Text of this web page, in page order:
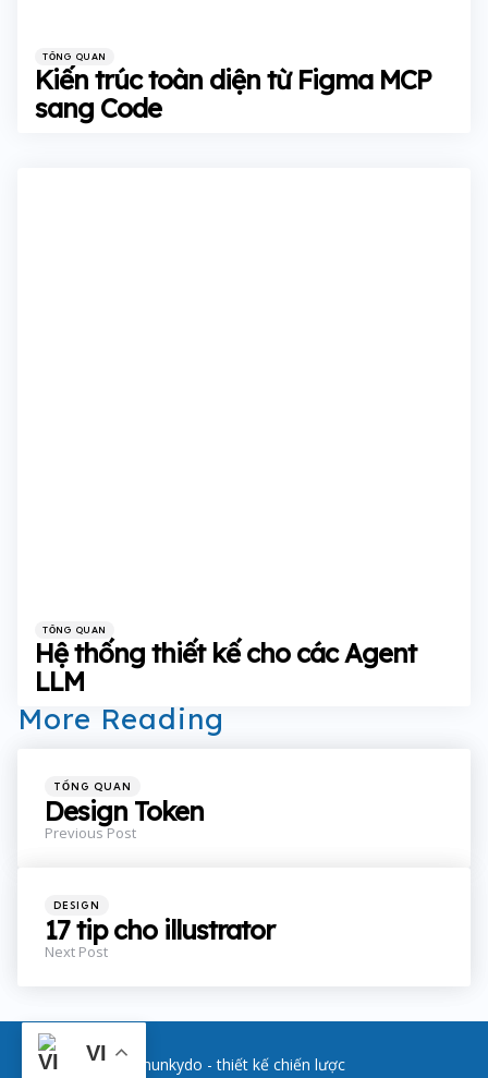
Categories
Posted
in
TỔNG QUAN
Kiến trúc toàn diện từ Figma MCP
sang Code
Categories
Posted
in
TỔNG QUAN
Hệ thống thiết kế cho các Agent
LLM
More Reading
Post
navigation
Posted
in
TỔNG QUAN
Design Token
Previous Post
Posted
in
DESIGN
17 tip cho illustrator
Next Post
hunkydo - thiết kế chiến lược
VI